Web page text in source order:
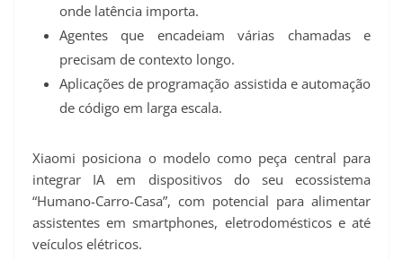
onde latência importa.
Agentes que encadeiam várias chamadas e
precisam de contexto longo.
Aplicações de programação assistida e automação
de código em larga escala.
Xiaomi posiciona o modelo como peça central para
integrar IA em dispositivos do seu ecossistema
“Humano-Carro-Casa”, com potencial para alimentar
assistentes em smartphones, eletrodomésticos e até
veículos elétricos.